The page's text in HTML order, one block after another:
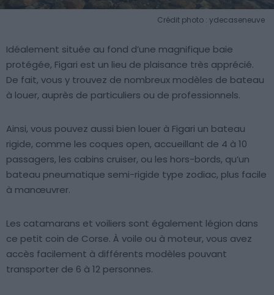
Crédit photo : ydecaseneuve
Idéalement située au fond d’une magnifique baie
protégée, Figari est un lieu de plaisance très apprécié.
De fait, vous y trouvez de nombreux modèles de bateau
à louer, auprès de particuliers ou de professionnels.
Ainsi, vous pouvez aussi bien louer à Figari un bateau
rigide, comme les coques open, accueillant de 4 à 10
passagers, les cabins cruiser, ou les hors-bords, qu’un
bateau pneumatique semi-rigide type zodiac, plus facile
à manœuvrer.
Les catamarans et voiliers sont également légion dans
ce petit coin de Corse. À voile ou à moteur, vous avez
accès facilement à différents modèles pouvant
transporter de 6 à 12 personnes.